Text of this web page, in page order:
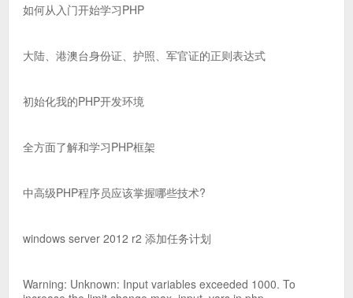
如何从入门开始学习PHP
大陆、港澳台身份证、护照、军官证的正则表达式
初始化我的PHP开发环境
全方面了解和学习PHP框架
中高级PHP程序员应该掌握哪些技术?
windows server 2012 r2 添加任务计划
Warning: Unknown: Input variables exceeded 1000. To